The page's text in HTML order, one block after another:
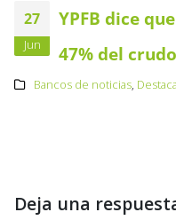
27
Jun
YPFB dice
47% del
Bancos de noticias,
Deja una